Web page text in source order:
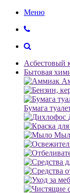
Меню
Асбестовый
Бытовая
Бумага